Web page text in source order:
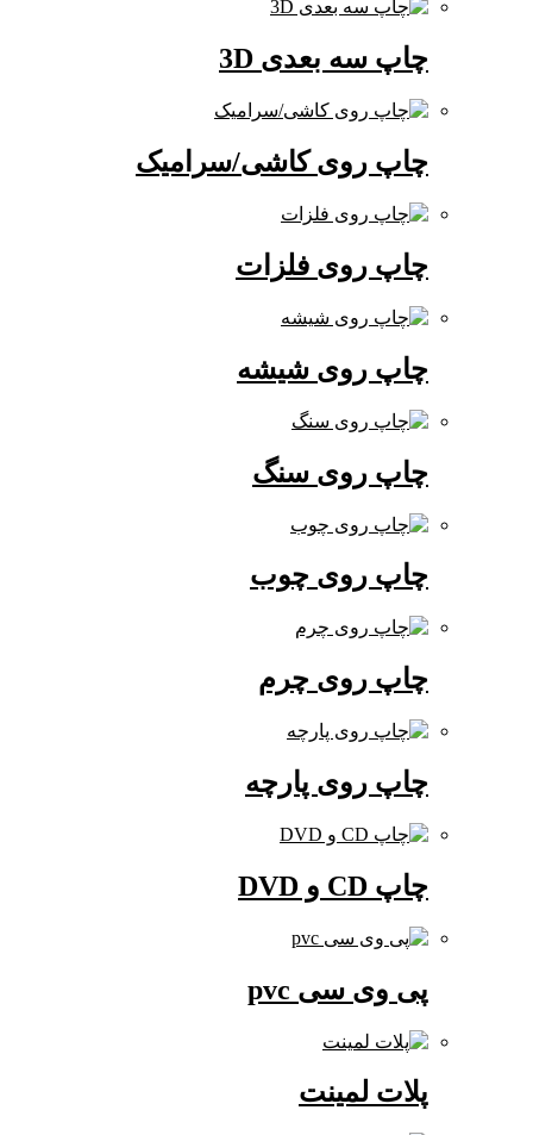
چاپ سه بعدی 3D
چاپ روی کاشی/سرامیک
چاپ روی فلزات
چاپ روی شیشه
چاپ روی سنگ
چاپ روی چوب
چاپ روی چرم
چاپ روی پارچه
پی وی سی pvc
پلات لمینت